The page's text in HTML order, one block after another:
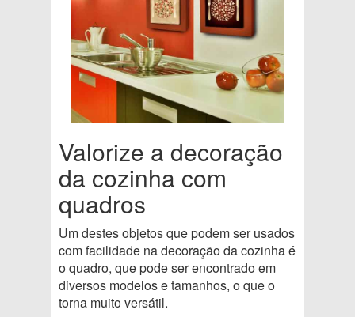
Valorize a decoração
da cozinha com
quadros
Um destes objetos que podem ser usados
com facilidade na decoração da cozinha é
o quadro, que pode ser encontrado em
diversos modelos e tamanhos, o que o
torna muito versátil.